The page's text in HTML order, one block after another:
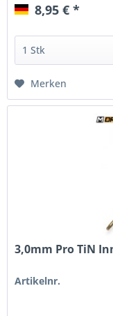
8,95 € *
Merken
3,0mm Pro TiN
Artikelnr.